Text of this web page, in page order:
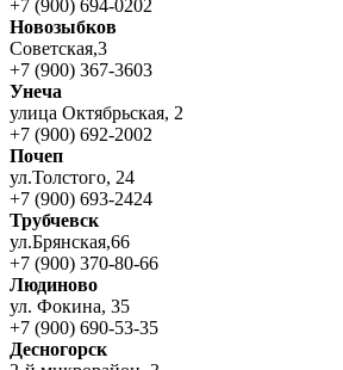
+7 (900) 694-0202
Новозыбков
Советская,3
+7 (900) 367-3603
Унеча
улица Октябрьская, 2
+7 (900) 692-2002
Почеп
ул.Толстого, 24
+7 (900) 693-2424
Трубчевск
ул.Брянская,66
+7 (900) 370-80-66
Людиново
ул. Фокина, 35
+7 (900) 690-53-35
Десногорск